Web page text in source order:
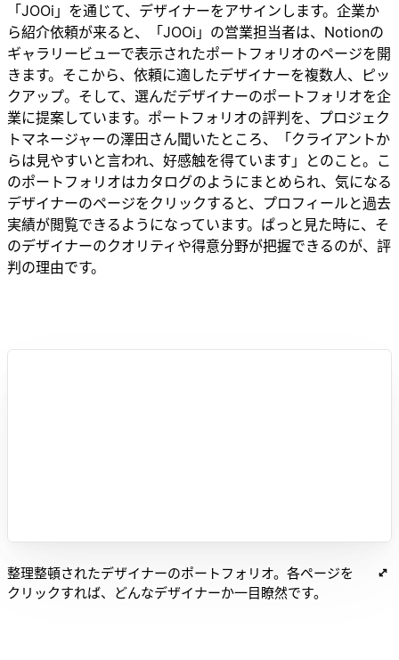
「JOOi」を通じて、デザイナーをアサインします。企業か
ら紹介依頼が来ると、「JOOi」の営業担当者は、Notionの
ギャラリービューで表示されたポートフォリオのページを開
きます。そこから、依頼に適したデザイナーを複数人、ピッ
クアップ。そして、選んだデザイナーのポートフォリオを企
業に提案しています。ポートフォリオの評判を、プロジェク
トマネージャーの澤田さん聞いたところ、「クライアントか
らは見やすいと言われ、好感触を得ています」とのこと。こ
のポートフォリオはカタログのようにまとめられ、気になる
デザイナーのページをクリックすると、プロフィールと過去
実績が閲覧できるようになっています。ぱっと見た時に、そ
のデザイナーのクオリティや得意分野が把握できるのが、評
判の理由です。
整理整頓されたデザイナーのポートフォリオ。各ページを
クリックすれば、どんなデザイナーか一目瞭然です。